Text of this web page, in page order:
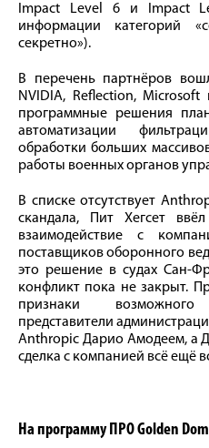
Impact Level 6 и Impact
информации категорий
секретно»).
В перечень партнёров
NVIDIA, Reflection,
программные решения
автоматизации
обработки больших
работы военных органов
В списке отсутствует
скандала, Пит Хегсет
взаимодействие с
поставщиков оборонного
это решение в судах Сан-
конфликт пока не закрыт.
признаки
представители
Anthropic Дарио Амодеем, а
сделка с компанией всё ещё
На программу ПРО Golden